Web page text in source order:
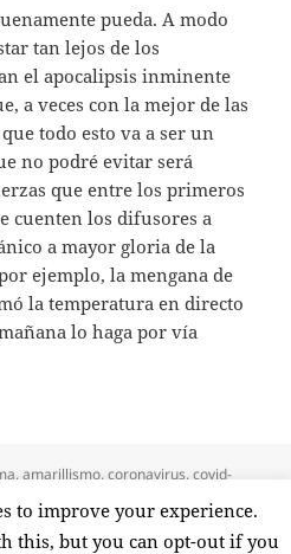
pueda. A modo
tan lejos de los
el apocalipsis inminente
a veces con la mejor de las
todo esto va a ser un
no podré evitar será
que entre los primeros
cuenten los difusores a
a mayor gloria de la
ejemplo, la mengana de
la temperatura en directo
lo haga por vía
,amarillismo,coronavirus,covid-
to improve your experience.
this, but you can opt-out if you